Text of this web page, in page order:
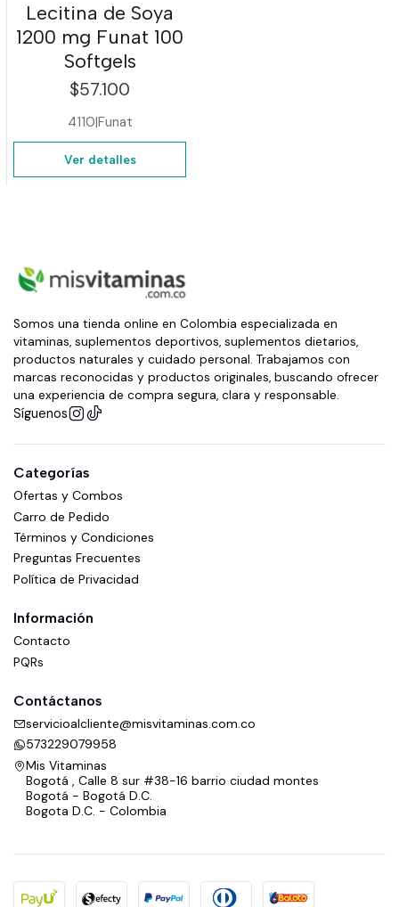
Lecitina de Soya
1200 mg Funat 100
Softgels
$57.100
4110|Funat
Ver detalles
Somos una tienda online en Colombia especializada en
vitaminas, suplementos deportivos, suplementos dietarios,
productos naturales y cuidado personal. Trabajamos con
marcas reconocidas y productos originales, buscando ofrecer
una experiencia de compra segura, clara y responsable.
Síguenos
Categorías
Ofertas y Combos
Carro de Pedido
Términos y Condiciones
Preguntas Frecuentes
Política de Privacidad
Información
Contacto
PQRs
Contáctanos
servicioalcliente@misvitaminas.com.co
573229079958
Mis Vitaminas
Bogotá , Calle 8 sur #38-16 barrio ciudad montes
Bogotá - Bogotá D.C.
Bogota D.C. - Colombia